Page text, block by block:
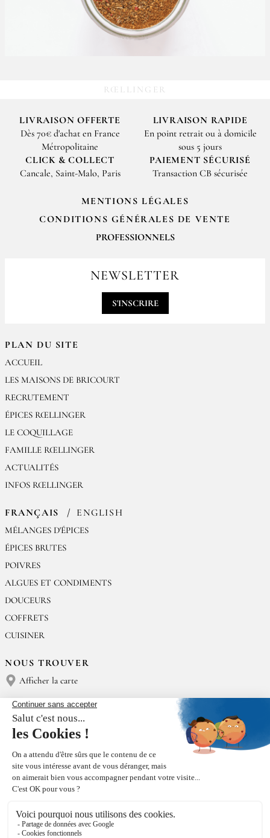
RŒLLINGER
LIVRAISON OFFERTE
Dès 70€ d'achat en France
Métropolitaine
LIVRAISON RAPIDE
En point retrait ou à domicile
sous 5 jours
CLICK & COLLECT
Cancale, Saint-Malo, Paris
PAIEMENT SÉCURISÉ
Transaction CB sécurisée
PLAN DU SITE
ACCUEIL
LES MAISONS DE BRICOURT
RECRUTEMENT
ÉPICES RŒLLINGER
LE COQUILLAGE
FAMILLE RŒLLINGER
ACTUALITÉS
INFOS RŒLLINGER
FRANÇAIS ENGLISH
MÉLANGES D'ÉPICES
ÉPICES BRUTES
POIVRES
ALGUES ET CONDIMENTS
DOUCEURS
COFFRETS
CUISINER
NOUS TROUVER
Afficher la carte
NOUS CONTACTER
Épices Rœllinger
Tél : (+33) 02 23 15 13 91
TRI DE NOS EMBALLAGES
MENTIONS LÉGALES
CONDITIONS GÉNÉRALES DE VENTE
PROFESSIONNELS
contact@epices-roellinger.comNEWSLETTER
S'INSCRIRE